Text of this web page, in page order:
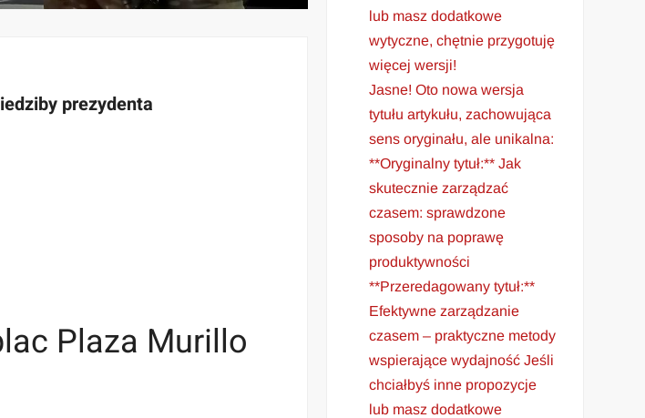
prezydenta
Plaza Murillo
lub masz dodatkowe
wytyczne, chętnie przygotuję
więcej wersji!
Jasne! Oto nowa wersja
tytułu artykułu, zachowująca
sens oryginału, ale unikalna:
**Oryginalny tytuł:** Jak
skutecznie zarządzać
czasem: sprawdzone
sposoby na poprawę
produktywności
**Przeredagowany tytuł:**
Efektywne zarządzanie
czasem – praktyczne metody
wspierające wydajność Jeśli
chciałbyś inne propozycje
lub masz dodatkowe